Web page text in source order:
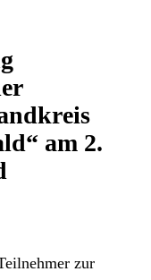
am 2.
zur